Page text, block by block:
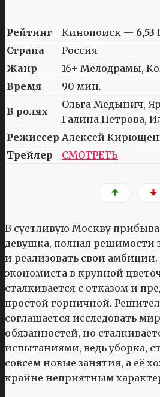
Рейтинг Кинопоиск — 6,53
Страна
Россия
Жанр
16+ Мелодрамы,
Время
90 мин.
В ролях
Ольга Медынич,
Галина Петрова,
Режиссер Алексей
Трейлер
СМОТРЕТЬ
В суетливую Москву
девушка, полная решимости
и реализовать свои
экономиста в крупной
сталкивается с отказом и
простой горничной.
соглашается исследовать
обязанностей, но
испытаниями, ведь уборка,
совсем новые занятия, а её
крайне неприятным